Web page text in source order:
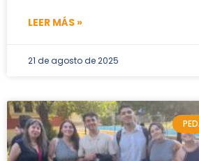
LEER MÁS »
21 de agosto de 2025